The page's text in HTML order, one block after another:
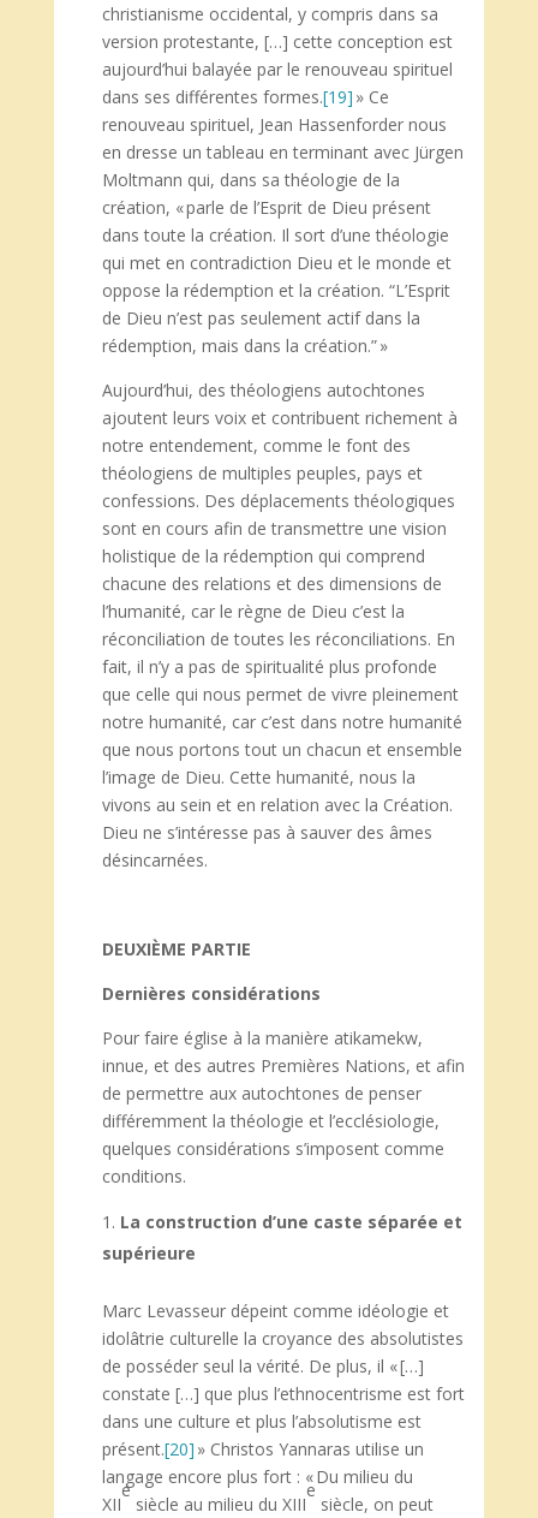
christianisme occidental, y compris dans sa
version protestante, […] cette conception est
aujourd’hui balayée par le renouveau spirituel
dans ses différentes formes.[19] » Ce
renouveau spirituel, Jean Hassenforder nous
en dresse un tableau en terminant avec Jürgen
Moltmann qui, dans sa théologie de la
création, « parle de l’Esprit de Dieu présent
dans toute la création. Il sort d’une théologie
qui met en contradiction Dieu et le monde et
oppose la rédemption et la création. “L’Esprit
de Dieu n’est pas seulement actif dans la
rédemption, mais dans la création.” »
Aujourd’hui, des théologiens autochtones
ajoutent leurs voix et contribuent richement à
notre entendement, comme le font des
théologiens de multiples peuples, pays et
confessions. Des déplacements théologiques
sont en cours afin de transmettre une vision
holistique de la rédemption qui comprend
chacune des relations et des dimensions de
l’humanité, car le règne de Dieu c’est la
réconciliation de toutes les réconciliations. En
fait, il n’y a pas de spiritualité plus profonde
que celle qui nous permet de vivre pleinement
notre humanité, car c’est dans notre humanité
que nous portons tout un chacun et ensemble
l’image de Dieu. Cette humanité, nous la
vivons au sein et en relation avec la Création.
Dieu ne s’intéresse pas à sauver des âmes
désincarnées.
DEUXIÈME PARTIE
Dernières considérations
Pour faire église à la manière atikamekw,
innue, et des autres Premières Nations, et afin
de permettre aux autochtones de penser
différemment la théologie et l’ecclésiologie,
quelques considérations s’imposent comme
conditions.
La construction d’une caste séparée et
supérieure
Marc Levasseur dépeint comme idéologie et
idolâtrie culturelle la croyance des absolutistes
de posséder seul la vérité. De plus, il « […]
constate […] que plus l’ethnocentrisme est fort
dans une culture et plus l’absolutisme est
présent.[20] » Christos Yannaras utilise un
langage encore plus fort : « Du milieu du
XII
e
siècle au milieu du XIII
e
siècle, on peut